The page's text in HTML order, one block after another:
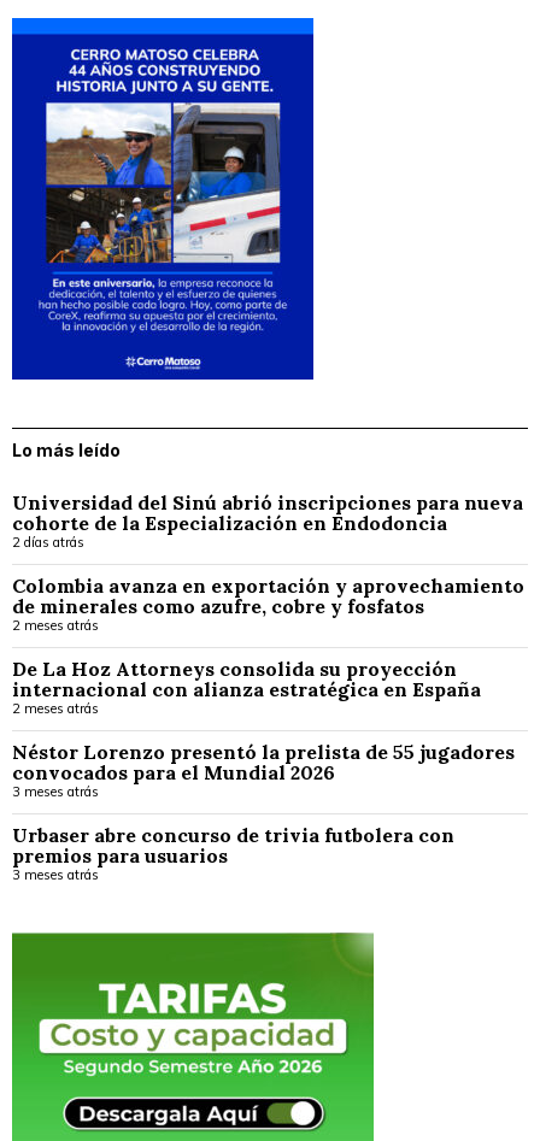
Lo más leído
Universidad del Sinú abrió inscripciones para nueva
cohorte de la Especialización en Endodoncia
2 días atrás
Colombia avanza en exportación y aprovechamiento
de minerales como azufre, cobre y fosfatos
2 meses atrás
De La Hoz Attorneys consolida su proyección
internacional con alianza estratégica en España
2 meses atrás
Néstor Lorenzo presentó la prelista de 55 jugadores
convocados para el Mundial 2026
3 meses atrás
Urbaser abre concurso de trivia futbolera con
premios para usuarios
3 meses atrás